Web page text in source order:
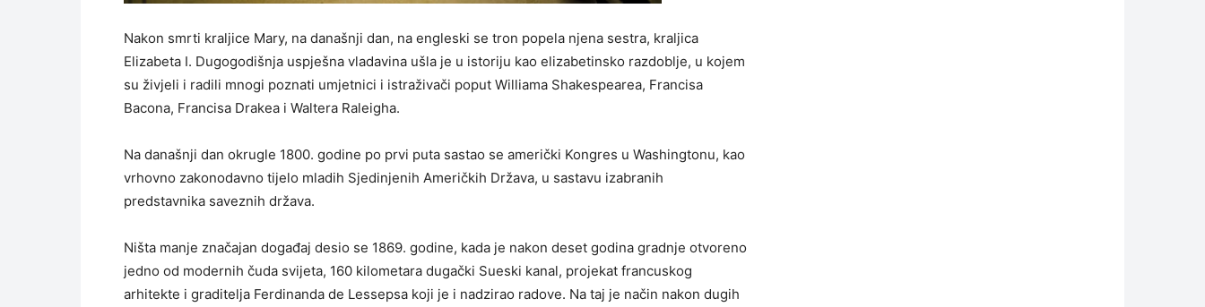
Nakon smrti kraljice Mary, na današnji dan, na engleski se tron popela njena sestra, kraljica
Elizabeta I. Dugogodišnja uspješna vladavina ušla je u istoriju kao elizabetinsko razdoblje, u kojem
su živjeli i radili mnogi poznati umjetnici i istraživači poput Williama Shakespearea, Francisa
Bacona, Francisa Drakea i Waltera Raleigha.
Na današnji dan okrugle 1800. godine po prvi puta sastao se američki Kongres u Washingtonu, kao
vrhovno zakonodavno tijelo mladih Sjedinjenih Američkih Država, u sastavu izabranih
predstavnika saveznih država.
Ništa manje značajan događaj desio se 1869. godine, kada je nakon deset godina gradnje otvoreno
jedno od modernih čuda svijeta, 160 kilometara dugački Sueski kanal, projekat francuskog
arhitekte i graditelja Ferdinanda de Lessepsa koji je i nadzirao radove. Na taj je način nakon dugih